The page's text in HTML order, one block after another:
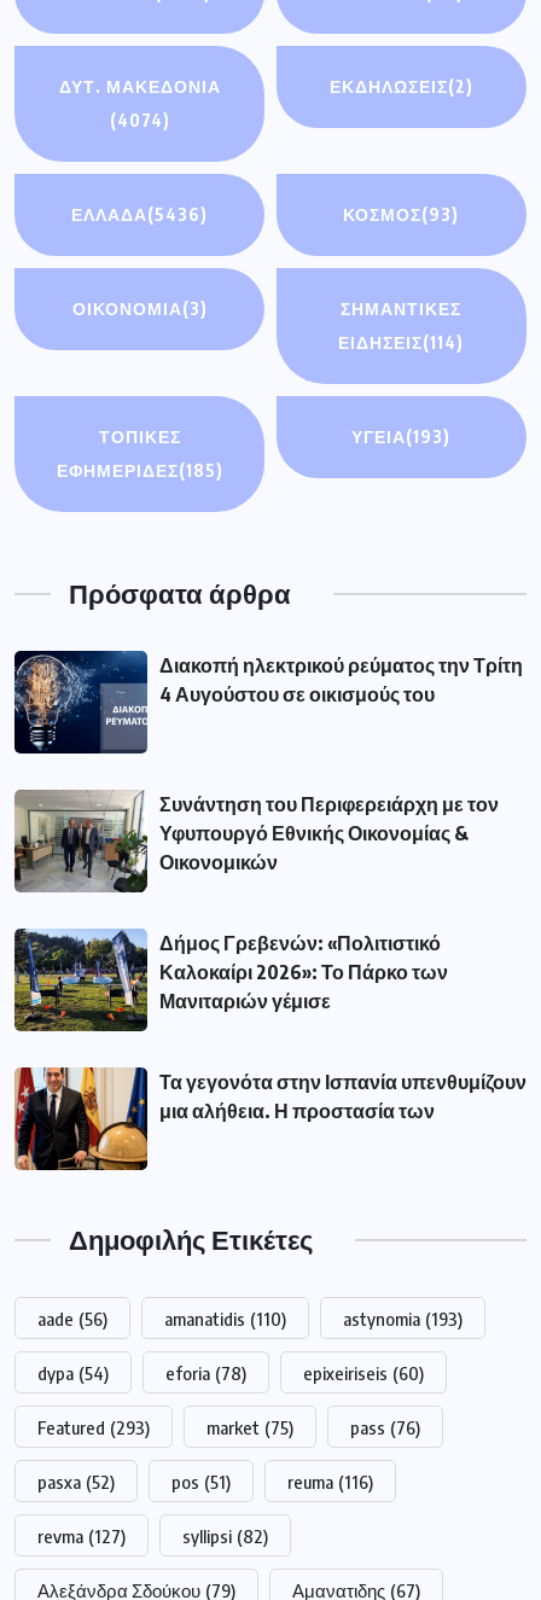
ΔΥΤ. ΜΑΚΕΔΟΝΙΑ
(4074)
ΕΚΔΗΛΩΣΕΙΣ(2)
ΕΛΛΑΔΑ(5436) ΚΟΣΜΟΣ(93)
ΟΙΚΟΝΟΜΊΑ(3)
ΣΗΜΑΝΤΙΚΈΣ
ΕΙΔΉΣΕΙΣ(114)
ΤΟΠΙΚΕΣ
ΕΦΗΜΕΡΙΔΕΣ(185)
ΥΓΕΙΑ(193)
Πρόσφατα άρθρα
Διακοπή ηλεκτρικού ρεύματος την Τρίτη
4 Αυγούστου σε οικισμούς του
Συνάντηση του Περιφερειάρχη με τον
Υφυπουργό Εθνικής Οικονομίας &
Οικονομικών
Δήμος Γρεβενών: «Πολιτιστικό
Καλοκαίρι 2026»: Το Πάρκο των
Μανιταριών γέμισε
Τα γεγονότα στην Ισπανία υπενθυμίζουν
μια αλήθεια. Η προστασία των
Δημοφιλής Ετικέτες
aade (56) amanatidis (110) astynomia (193)
dypa (54) eforia (78) epixeiriseis (60)
Featured (293) market (75) pass (76)
pasxa (52) pos (51) reuma (116)
revma (127) syllipsi (82)
Αλεξάνδρα Σδούκου (79) Αμανατιδης (67)